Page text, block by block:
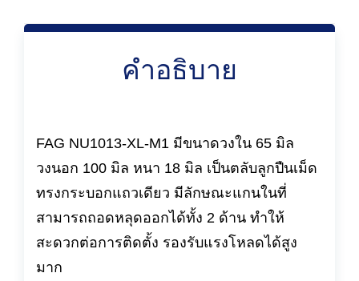
คำอธิบาย
FAG NU1013-XL-M1 มีขนาดวงใน 65 มิล
วงนอก 100 มิล หนา 18 มิล เป็นตลับลูกปืนเม็ด
ทรงกระบอกแถวเดียว มีลักษณะแกนในที่
สามารถถอดหลุดออกได้ทั้ง 2 ด้าน ทำให้
สะดวกต่อการติดตั้ง รองรับแรงโหลดได้สูง
มาก